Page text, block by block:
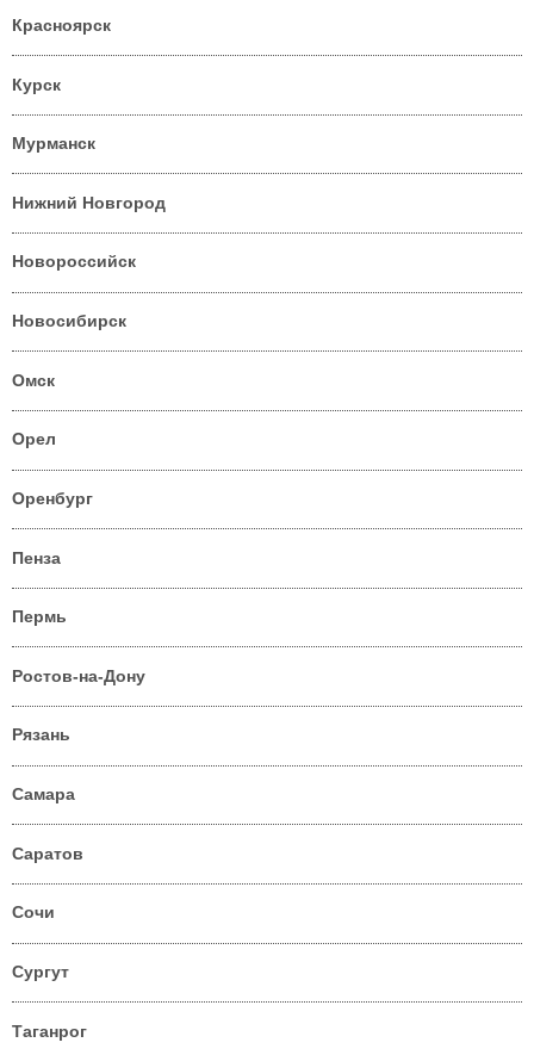
Красноярск
Курск
Мурманск
Нижний Новгород
Новороссийск
Новосибирск
Омск
Орел
Оренбург
Пенза
Пермь
Ростов-на-Дону
Рязань
Самара
Саратов
Сочи
Сургут
Таганрог